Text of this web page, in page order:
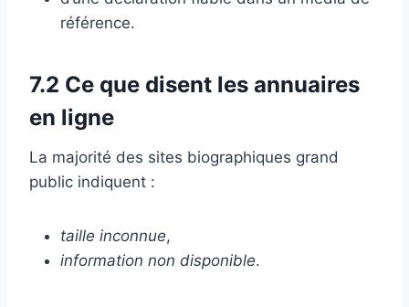
référence.
7.2 Ce que disent les annuaires
en ligne
La majorité des sites biographiques grand
public indiquent :
taille inconnue,
information non disponible.